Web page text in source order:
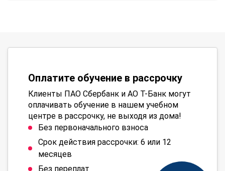
Оплатите обучение в рассрочку
Клиенты ПАО Сбербанк и АО Т-Банк могут
оплачивать обучение в нашем учебном
центре в рассрочку, не выходя из дома!
Без первоначального взноса
Срок действия рассрочки: 6 или 12
месяцев
Без переплат